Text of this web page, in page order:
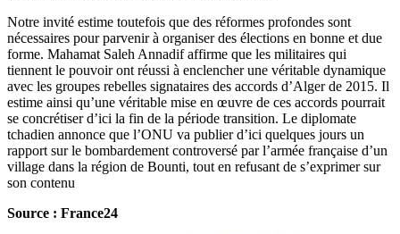
Notre invité estime toutefois que des réformes profondes sont
nécessaires pour parvenir à organiser des élections en bonne et due
forme. Mahamat Saleh Annadif affirme que les militaires qui
tiennent le pouvoir ont réussi à enclencher une véritable dynamique
avec les groupes rebelles signataires des accords d’Alger de 2015. Il
estime ainsi qu’une véritable mise en œuvre de ces accords pourrait
se concrétiser d’ici la fin de la période transition. Le diplomate
tchadien annonce que l’ONU va publier d’ici quelques jours un
rapport sur le bombardement controversé par l’armée française d’un
village dans la région de Bounti, tout en refusant de s’exprimer sur
son contenu
Source : France24